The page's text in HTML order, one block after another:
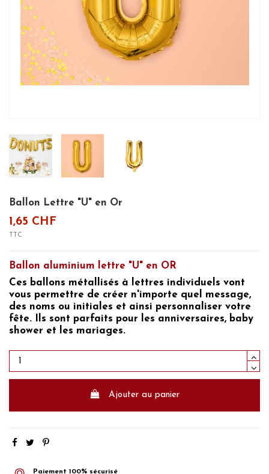
Ballon Lettre "U" en Or
1,65 CHF
TTC
Ballon aluminium lettre "U" en OR
Ces ballons métallisés à lettres individuels vont
vous permettre de créer n'importe quel message,
des noms ou initiales et ainsi personnaliser votre
fête. Ils sont parfaits pour
les anniversaires, baby
shower et les mariages.
Ajouter au panier
Paiement 100% sécurisé